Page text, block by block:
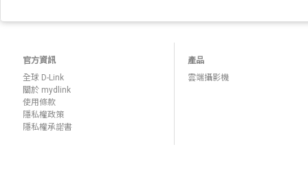
官方資訊
全球 D-Link
關於 mydlink
使用條款
隱私權政策
隱私權承諾書
產品
雲端攝影機